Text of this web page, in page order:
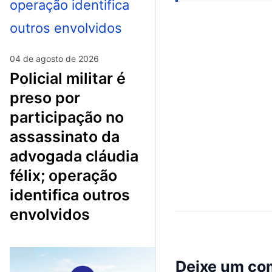
04 de agosto de 2026
policial militar é
preso por
participação no
assassinato da
advogada cláudia
félix; operação
identifica outros
envolvidos
Deixe um